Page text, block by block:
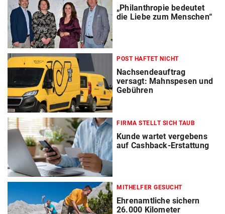
„Philanthropie bedeutet
die Liebe zum Menschen“
POST HAFTET NICHT
Nachsendeauftrag
versagt: Mahnspesen und
Gebühren
FIRMA STELLT SICH TAUB
Kunde wartet vergebens
auf Cashback-Erstattung
MITHELFER GESUCHT
Ehrenamtliche sichern
26.000 Kilometer